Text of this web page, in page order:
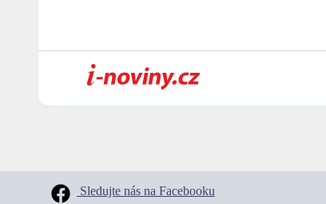
Sledujte nás na Facebooku